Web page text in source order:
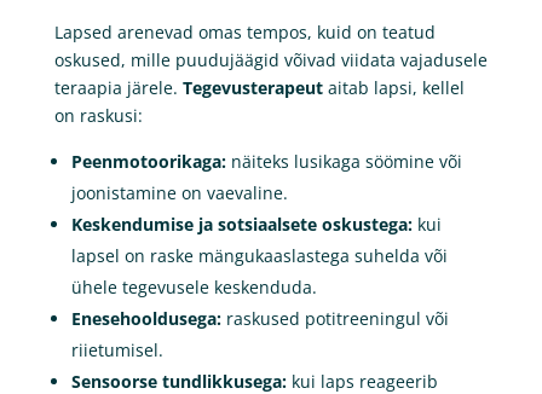
Lapsed arenevad omas tempos, kuid on teatud
oskused, mille puudujäägid võivad viidata vajadusele
teraapia järele. Tegevusterapeutaitab lapsi, kellel
on raskusi:
Peenmotoorikaga:näiteks lusikaga söömine või
joonistamine on vaevaline.
Keskendumise ja sotsiaalsete oskustega:kui
lapsel on raske mängukaaslastega suhelda või
ühele tegevusele keskenduda.
Enesehooldusega:raskused potitreeningul või
riietumisel.
Sensoorse tundlikkusega:kui laps reageerib